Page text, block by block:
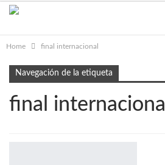
Home final internacional
Navegación de la etiqueta
final internacional